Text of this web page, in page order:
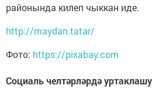
районында килеп чыккан иде.
http://maydan.tatar/
Фото: https://pixabay.com
Социаль челтәрләрдә уртаклашу